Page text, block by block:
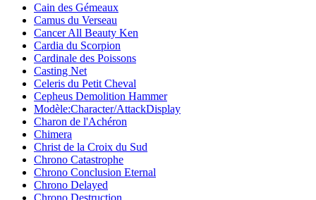
Cain des Gémeaux
Camus du Verseau
Cancer All Beauty Ken
Cardia du Scorpion
Cardinale des Poissons
Casting Net
Celeris du Petit Cheval
Cepheus Demolition Hammer
Modèle:Character/AttackDisplay
Charon de l'Achéron
Chimera
Christ de la Croix du Sud
Chrono Catastrophe
Chrono Conclusion Eternal
Chrono Delayed
Chrono Destruction